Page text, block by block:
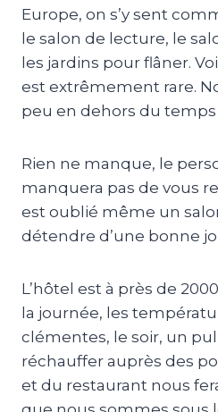
Europe, on s’y sent
le salon de lecture, le
les jardins pour flâner.
est extrêmement rare.
peu en dehors du temps
Rien ne manque, le
manquera pas de vous
est oublié même un
détendre d’une bonne
L’hôtel est à près de
la journée, les
clémentes, le soir, un
réchauffer auprès des
et du restaurant nous